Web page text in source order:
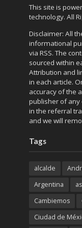
This site is
technology. All
Disclaimer: All
informational
via RSS. The
sourced within
Attribution and
in each article.
accuracy of the
publisher of any
in the referral
and we will
Tags
alcalde
Argentina
Cambiemos
Ciudad de